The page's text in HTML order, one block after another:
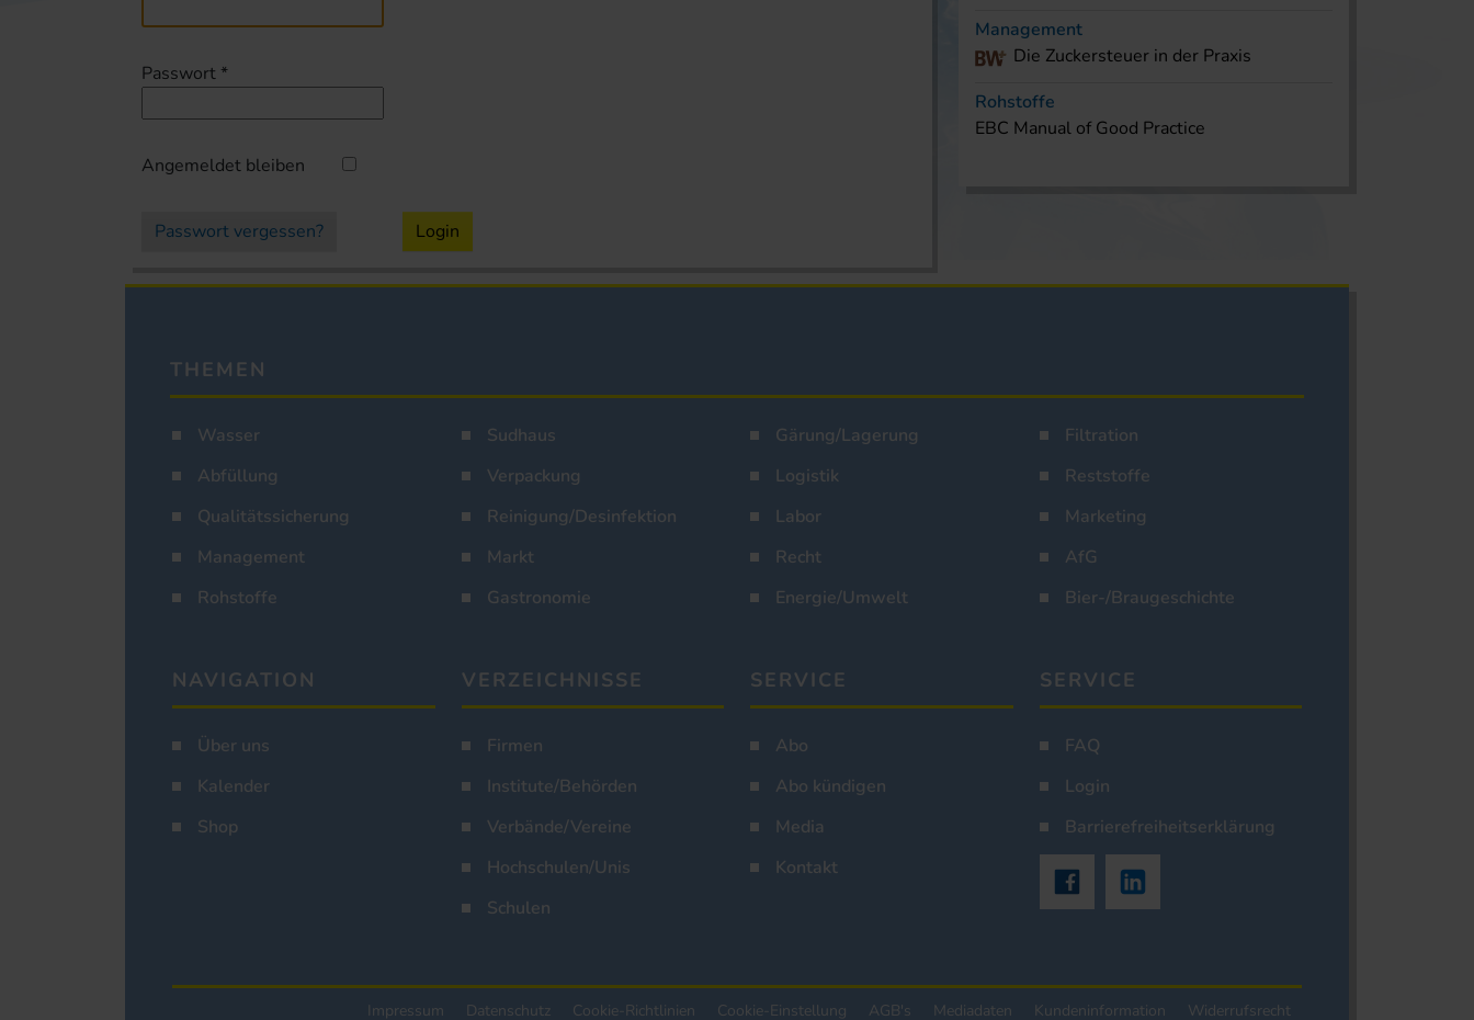
Passwort *
Angemeldet bleiben
Passwort vergessen? Login
Management
Die Zuckersteuer in der Praxis
Rohstoffe
EBC Manual of Good Practice
THEMEN
Wasser Sudhaus Gärung/Lagerung
Filtration
Abfüllung
Verpackung Logistik
Reststoffe
Qualitätssicherung
Reinigung/Desinfektion Labor
Marketing
Management
Markt Recht
AfG
Rohstoffe
Gastronomie Energie/Umwelt Bier-/Braugeschichte
NAVIGATION
Über uns
Kalender
Shop
VERZEICHNISSE
Firmen
Institute/Behörden
Verbände/Vereine
Hochschulen/Unis
Schulen
SERVICE
Abo
Abo kündigen
Media
Kontakt
SERVICE
FAQ
Login
Barrierefreiheitserklärung
Impressum Datenschutz Cookie-Richtlinien Cookie-Einstellung AGB's Mediadaten Kundeninformation Widerrufsrecht